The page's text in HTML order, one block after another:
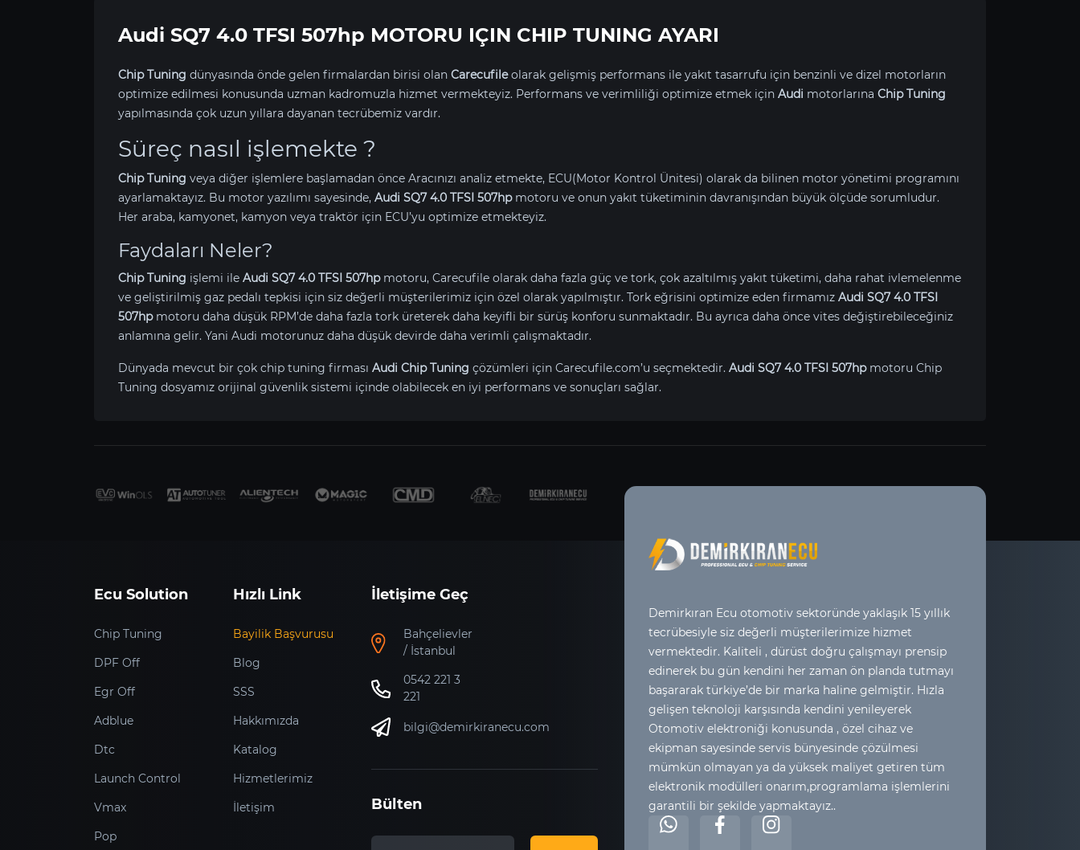
Audi SQ7 4.0 TFSI 507hp MOTORU IÇIN CHIP TUNING AYARI
Chip Tuning dünyasında önde gelen firmalardan birisi olan Carecufileolarak gelişmiş performans ile yakıt tasarrufu için benzinli ve dizel motorların
optimize edilmesi konusunda uzman kadromuzla hizmet vermekteyiz. Performans ve verimliliği optimize etmek için Audi motorlarına Chip Tuning
yapılmasında çok uzun yıllara dayanan tecrübemiz vardır.
Süreç nasıl işlemekte ?
Chip Tuning veya diğer işlemlere başlamadan önce Aracınızı analiz etmekte, ECU(Motor Kontrol Ünitesi) olarak da bilinen motor yönetimi programını
ayarlamaktayız. Bu motor yazılımı sayesinde, Audi SQ7 4.0 TFSI 507hpmotoru ve onun yakıt tüketiminin davranışından büyük ölçüde sorumludur.
Her araba, kamyonet, kamyon veya traktör için ECU’yu optimize etmekteyiz.
Faydaları Neler?
Chip Tuning işlemi ile Audi SQ7 4.0 TFSI 507hpmotoru, Carecufile olarak daha fazla güç ve tork, çok azaltılmış yakıt tüketimi, daha rahat ivlemelenme
ve geliştirilmiş gaz pedalı tepkisi için siz değerli müşterilerimiz için özel olarak yapılmıştır. Tork eğrisini optimize eden firmamız Audi SQ7 4.0 TFSI
507hpmotoru daha düşük RPM’de daha fazla tork üreterek daha keyifli bir sürüş konforu sunmaktadır. Bu ayrıca daha önce vites değiştirebileceğiniz
anlamına gelir. Yani Audi motorunuz daha düşük devirde daha verimli çalışmaktadır.
Dünyada mevcut bir çok chip tuning firması Audi Chip Tuning çözümleri için Carecufile.com’u seçmektedir. Audi SQ7 4.0 TFSI 507hpmotoru Chip
Tuning dosyamız orijinal güvenlik sistemi içinde olabilecek en iyi performans ve sonuçları sağlar.
Ecu Solution
Chip Tuning
DPF Off
Egr Off
Adblue
Dtc
Launch Control
Vmax
Pop
Hızlı Link
Bayilik Başvurusu
Blog
SSS
Hakkımızda
Katalog
Hizmetlerimiz
İletişim
İletişime Geç
Bahçelievler
/ İstanbul
0542 221 3
221
bilgi@demirkiranecu.com
Bülten
Demirkıran Ecu otomotiv sektoründe yaklaşık 15 yıllık
tecrübesiyle siz değerli müşterilerimize hizmet
vermektedir. Kaliteli , dürüst doğru çalışmayı prensip
edinerek bu gün kendini her zaman ön planda tutmayı
başararak türkiye’de bir marka haline gelmiştir. Hızla
gelişen teknoloji karşısında kendini yenileyerek
Otomotiv elektroniği konusunda , özel cihaz ve
ekipman sayesinde servis bünyesinde çözülmesi
mümkün olmayan ya da yüksek maliyet getiren tüm
elektronik modülleri onarım,programlama işlemlerini
garantili bir şekilde yapmaktayız..